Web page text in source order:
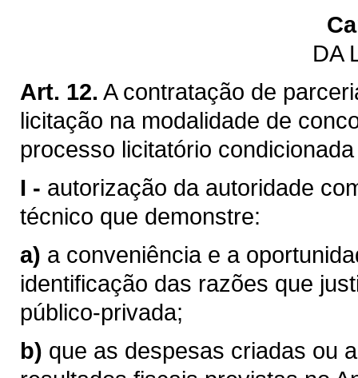
DA
Art. 12. A contratação de
licitação na modalidade de
processo licitatório
I - autorização da autoridade
técnico que demonstre:
a) a conveniência e a
identificação das razões que
público-privada;
b) que as despesas criadas ou